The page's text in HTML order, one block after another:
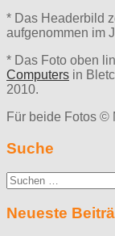
* Das Headerbild
aufgenommen im
* Das Foto oben
Computers in
2010.
Für beide Fotos ©
Suche
Suche
nach:
Neueste